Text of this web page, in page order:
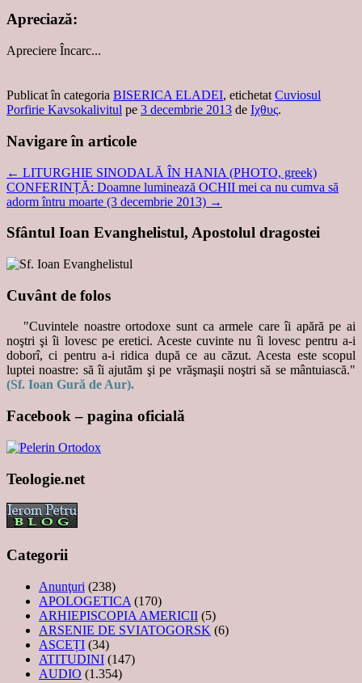
Apreciază:
Apreciere Încarc...
Publicat în categoria BISERICA ELADEI, etichetat Cuviosul
Porfirie Kavsokalivitul pe 3 decembrie 2013 de Ιχθυς.
Navigare în articole
← LITURGHIE SINODALĂ ÎN HANIA (PHOTO, greek)
CONFERINȚĂ: Doamne luminează OCHII mei ca nu cumva să
adorm întru moarte (3 decembrie 2013) →
Sfântul Ioan Evanghelistul, Apostolul dragostei
Cuvânt de folos
"Cuvintele noastre ortodoxe sunt ca armele care îi apără pe ai
noştri şi îi lovesc pe eretici. Aceste cuvinte nu îi lovesc pentru a-i
doborî, ci pentru a-i ridica după ce au căzut. Acesta este scopul
luptei noastre: să îi ajutăm şi pe vrăşmaşii noştri să se mântuiască."
(Sf. Ioan Gură de Aur).
Facebook – pagina oficială
Teologie.net
Categorii
Anunţuri (238)
APOLOGETICA (170)
ARHIEPISCOPIA AMERICII (5)
ARSENIE DE SVIATOGORSK (6)
ASCEȚI (34)
ATITUDINI (147)
AUDIO (1.354)